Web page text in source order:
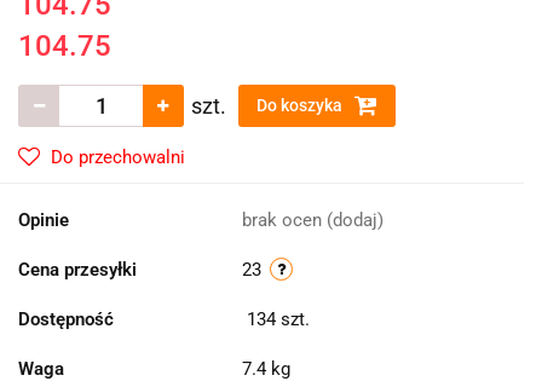
104.75
szt. Do koszyka
Do przechowalni
Opinie brak ocen (dodaj)
Cena przesyłki 23
Dostępność 134 szt.
Waga 7.4 kg